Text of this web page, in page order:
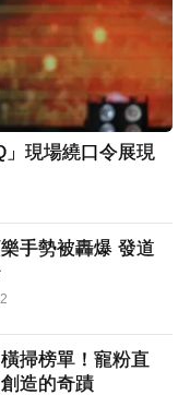
現場繞口令展現
手勢被轟爆 發道
掃榜單！寵粉直
造的奇蹟